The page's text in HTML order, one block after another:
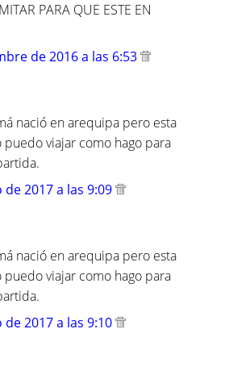
PARA QUE ESTE EN
de 2016 a las 6:53
nació en arequipa pero esta
puedo viajar como hago para
2017 a las 9:09
nació en arequipa pero esta
puedo viajar como hago para
2017 a las 9:10